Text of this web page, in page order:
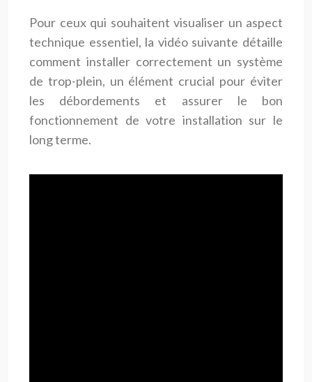
Pour ceux qui souhaitent visualiser un aspect
technique essentiel, la vidéo suivante détaille
comment installer correctement un système
de trop-plein, un élément crucial pour éviter
les débordements et assurer le bon
fonctionnement de votre installation sur le
long terme.